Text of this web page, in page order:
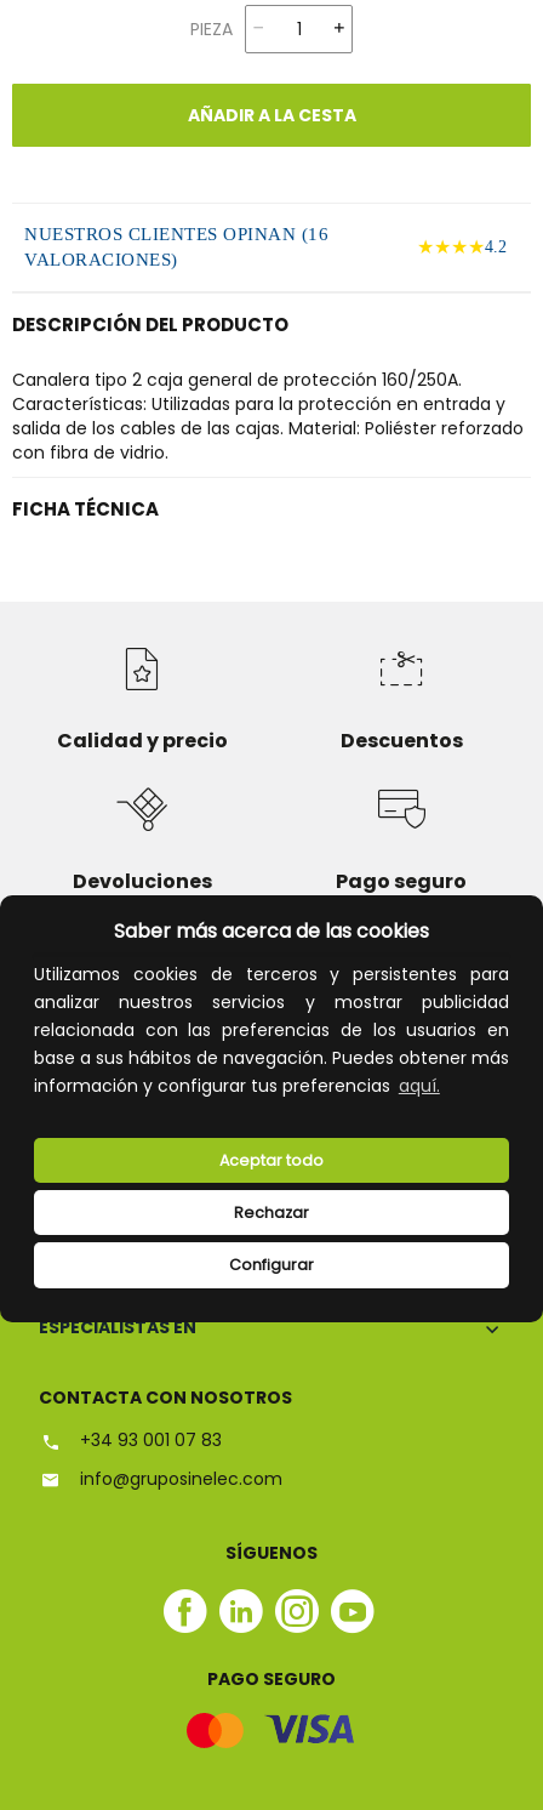
Saber más acerca de las cookies
Utilizamos cookies de terceros y persistentes para
analizar nuestros servicios y mostrar publicidad
relacionada con las preferencias de los usuarios en
base a sus hábitos de navegación. Puedes obtener más
información y configurar tus preferencias aquí.
Configurar
Rechazar
Aceptar todo
PIEZA
AÑADIR A LA CESTA
NUESTROS CLIENTES OPINAN (16
VALORACIONES)
★★★★4.2
DESCRIPCIÓN DEL PRODUCTO
Canalera tipo 2 caja general de protección 160/250A.
Características: Utilizadas para la protección en entrada y
salida de los cables de las cajas. Material: Poliéster reforzado
con fibra de vidrio.
FICHA TÉCNICA
Calidad y precio Descuentos
Devoluciones Pago seguro
Atención al cliente
ESPECIALISTAS EN
CONTACTA CON NOSOTROS
+34 93 001 07 83
info@gruposinelec.com
SÍGUENOS
Facebook
Linkedin
Instagram
Youtube
PAGO SEGURO